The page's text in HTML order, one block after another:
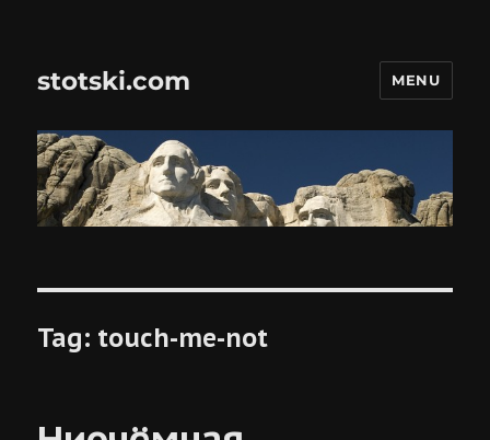
stotski.com MENU
Tag: touch-me-not